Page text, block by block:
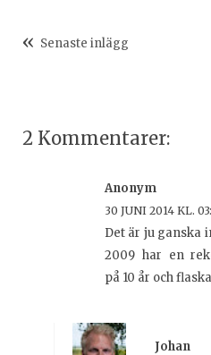
Senaste inlägg
2 Kommentarer:
Anonym
30 JUNI 2014 KL.
Det är ju ganska
2009 har en
på 10 år och
Johan